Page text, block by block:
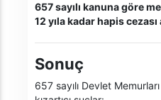
657 sayılı kanuna göre
12 yıla kadar hapis
Sonuç
657 sayılı Devlet